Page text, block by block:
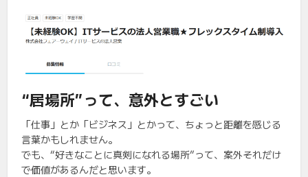
“居場所”って、意外とすごい
「仕事」とか「ビジネス」とかって、ちょっと距離を感じる
言葉かもしれません。
でも、“好きなことに真剣になれる場所”って、案外それだけ
で価値があるんだと思います。